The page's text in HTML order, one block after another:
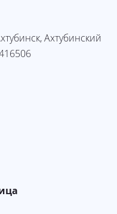
, Ахтубинский